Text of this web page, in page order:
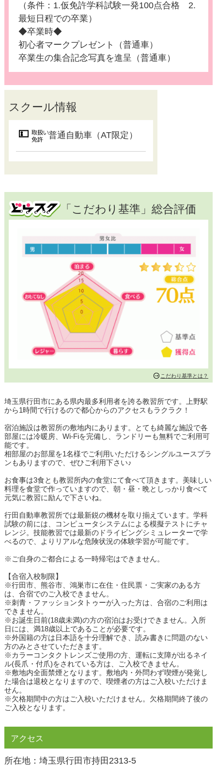
（条件：1.仮免許学科試験一発100点合格 2.
最短日程での卒業）
◆卒業時◆
初心者マークプレゼント（普通車）
卒業生の集合記念写真を進呈（普通車）
スクール情報
普通自動車（AT限定）
「こだわり基準」総合評価
こだわり基準とは？
埼玉県行田市にある県内最多利用者を誇る教習所です。上野駅
から1時間で行けるので都心からのアクセスもラクラク！
宿泊施設は教習所の敷地内にあります。とても綺麗な施設で各
部屋には冷暖房、Wi-Fiを完備し、ランドリーも無料でご利用可
能です。
相部屋のお部屋を1名様でご利用いただけるシングルユースプラ
ンもありますので、ぜひご利用下さい♪
お食事は3食とも教習所内の食堂にて食べて頂きます。美味しい
料理を食堂で作っていますので、朝・昼・晩としっかり食べて
元気に教習に励んで下さいね。
行田自動車教習所では最新鋭の機材を取り揃えています。学科
試験の前には、コンピュータシステムによる模擬テストにチャ
レンジ。技能教習では最新のドライビングシミュレーターで学
べるので、よりリアルな危険状況の体験学習が可能です。
※ご自身のご都合による一時帰宅はできません。
【合宿入校制限】
※行田市、熊谷市、鴻巣市に在住・住民票・ご実家のある方
は、合宿でのご入校できません。
※刺青・ファッションタトゥーが入った方は、合宿のご利用は
できません。
※お誕生日前(18歳未満)の方の宿泊はお受けできません。入所
日には、満18歳以上であることが必要です。
※外国籍の方は日本語を十分理解でき、読み書きに問題のない
方のみとさせていただきます。
※カラーコンタクトレンズご使用の方、運転に支障が出るネイ
ル(長爪・付爪)をされている方は、ご入校できません。
※敷地内全面禁煙となります。敷地内・外問わず喫煙が発覚し
た場合は退校となりますので、喫煙者の方はご入校いただけま
せん。
※欠格期間中の方はご入校いただけません。欠格期間終了後の
ご入校となります。
アクセス
所在地： 埼玉県行田市持田2313‐5